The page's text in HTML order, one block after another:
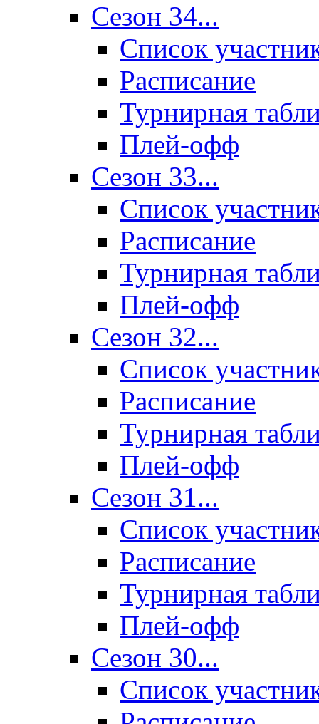
Сезон 34...
Список
Расписание
Турнирная
Плей-офф
Сезон 33...
Список
Расписание
Турнирная
Плей-офф
Сезон 32...
Список
Расписание
Турнирная
Плей-офф
Сезон 31...
Список
Расписание
Турнирная
Плей-офф
Сезон 30...
Список